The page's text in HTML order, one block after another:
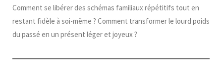
Comment se libérer des schémas familiaux répétitifs tout en
restant fidèle à soi-même ? Comment transformer le lourd poids
du passé en un présent léger et joyeux ?